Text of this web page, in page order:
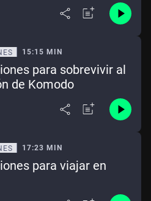
15:15 MIN
para sobrevivir al
de Komodo
17:23 MIN
para viajar en